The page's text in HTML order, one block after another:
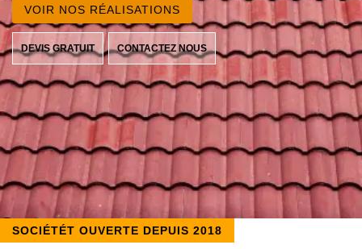
VOIR NOS RÉALISATIONS
DEVIS GRATUIT CONTACTEZ NOUS
SOCIÉTÉT OUVERTE DEPUIS 2018